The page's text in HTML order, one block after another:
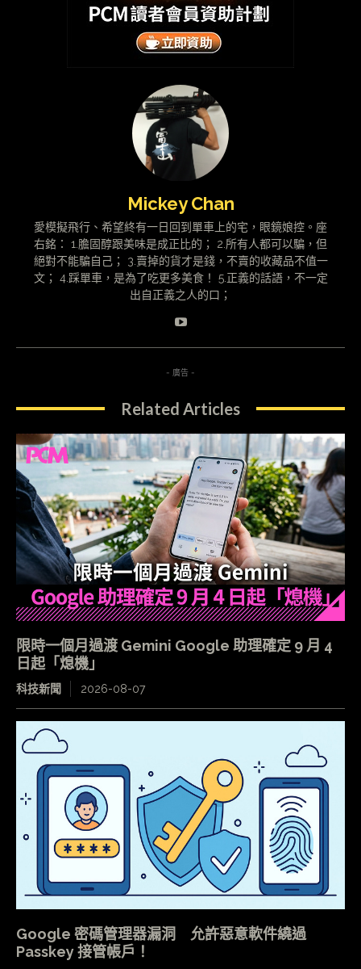
Mickey Chan
愛模擬飛行、希望終有一日回到單車上的宅，眼鏡娘控。座
右銘： 1.膽固醇跟美味是成正比的； 2.所有人都可以騙，但
絕對不能騙自己； 3.賣掉的貨才是錢，不賣的收藏品不值一
文； 4.踩單車，是為了吃更多美食！ 5.正義的話語，不一定
出自正義之人的口；
- 廣告 -
Related Articles
限時一個月過渡 Gemini Google 助理確定 9 月 4
日起「熄機」
科技新聞 2026-08-07
Google 密碼管理器漏洞 允許惡意軟件繞過
Passkey 接管帳戶！